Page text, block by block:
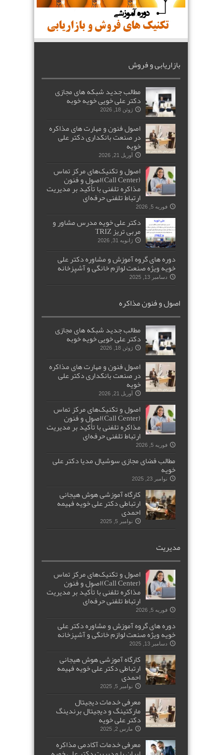
بازاریابی و فروش
مطالب جدید شبکه های مجازی
دکتر علی خویی خویه خوبه
ژوئن 18, 2026
اصول فنون و مهارت های مذاکره
در صنعت بانکداری دکتر علی
خویه
آوریل 21, 2026
اصول و تکنیک‌های مرکز تماس
(Call Center)اصول و فنون
مذاکره تلفنی با تأکید بر مدیریت
ارتباط تلفنی حرفه‌ای
فوریه 5, 2026
دکتر علی خویه مدرس مشاور و
مربی تریز TRIZ
ژانویه 31, 2026
دوره های گروه آموزش و مشاوره دکتر علی
خویه ویژه صنعت لوازم خانگی و آشپزخانه
دسامبر 13, 2025
اصول و فنون مذاکره
مطالب جدید شبکه های مجازی
دکتر علی خویی خویه خوبه
ژوئن 18, 2026
اصول فنون و مهارت های مذاکره
در صنعت بانکداری دکتر علی
خویه
آوریل 21, 2026
اصول و تکنیک‌های مرکز تماس
(Call Center)اصول و فنون
مذاکره تلفنی با تأکید بر مدیریت
ارتباط تلفنی حرفه‌ای
فوریه 5, 2026
مطالب فضای مجازی سوشیال مدیا دکتر علی
خویه
نوامبر 23, 2025
کارگاه آموزشی هوش هیجانی
ارتباطی دکتر علی خویه فهیمه
احمدی
نوامبر 5, 2025
مدیریت
اصول و تکنیک‌های مرکز تماس
(Call Center)اصول و فنون
مذاکره تلفنی با تأکید بر مدیریت
ارتباط تلفنی حرفه‌ای
فوریه 5, 2026
دوره های گروه آموزش و مشاوره دکتر علی
خویه ویژه صنعت لوازم خانگی و آشپزخانه
دسامبر 13, 2025
کارگاه آموزشی هوش هیجانی
ارتباطی دکتر علی خویه فهیمه
احمدی
نوامبر 5, 2025
معرفی خدمات دیجیتال
مارکتینگ و دیجیتال برندینگ
دکتر علی خویه
مارس 2, 2025
معرفی خدمات آکادمی مذاکره